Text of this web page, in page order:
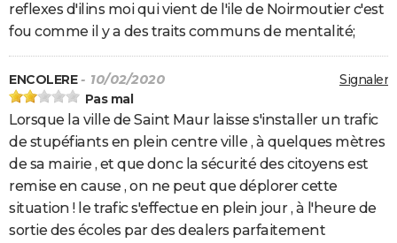
reflexes d'ilins moi qui vient de l'ile de Noirmoutier c'est
fou comme il y a des traits communs de mentalité;
Signaler
ENCOLERE- 10/02/2020
Pas mal
Lorsque la ville de Saint Maur laisse s'installer un trafic
de stupéfiants en plein centre ville , à quelques mètres
de sa mairie , et que donc la sécurité des citoyens est
remise en cause , on ne peut que déplorer cette
situation ! le trafic s'effectue en plein jour , à l'heure de
sortie des écoles par des dealers parfaitement